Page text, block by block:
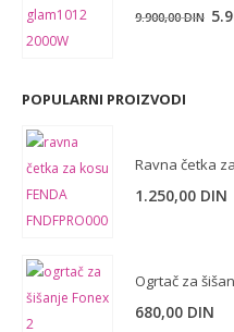
9.900,00DIN
POPULARNI PROIZVODI
Ravna četka
1.250,00 DIN
Ogrtač za
680,00 DIN